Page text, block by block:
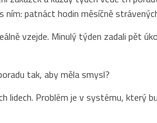
patnáct hodin měsíčně
vzejde. Minulý týden zadali pět
tak, aby měla smysl?
lidech. Problém je v systému, který